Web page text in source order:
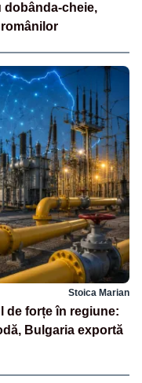
dobânda-cheie,
Stoica Marian
de forțe în regiune:
Bulgaria exportă